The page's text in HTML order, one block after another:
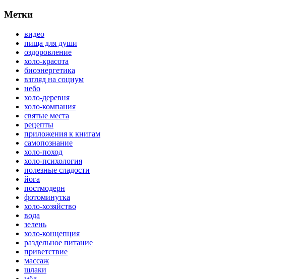
Метки
видео
пища для души
оздоровление
холо-красота
биоэнергетика
взгляд на социум
небо
холо-деревня
холо-компания
святые места
рецепты
приложения к книгам
самопознание
холо-поход
холо-психология
полезные сладости
йога
постмодерн
фотоминутка
холо-хозяйство
вода
зелень
холо-концепция
раздельное питание
приветствие
массаж
шлаки